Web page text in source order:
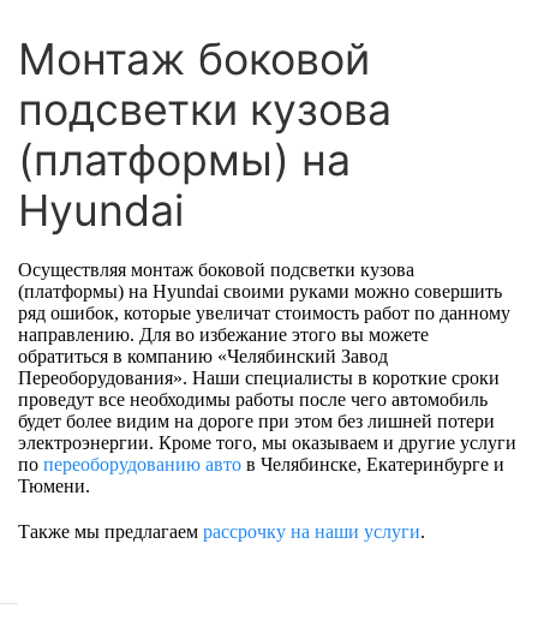
Монтаж боковой
подсветки кузова
(платформы) на
Hyundai
Осуществляя монтаж боковой подсветки кузова
(платформы) на Hyundai своими руками можно совершить
ряд ошибок, которые увеличат стоимость работ по данному
направлению. Для во избежание этого вы можете
обратиться в компанию «Челябинский Завод
Переоборудования». Наши специалисты в короткие сроки
проведут все необходимы работы после чего автомобиль
будет более видим на дороге при этом без лишней потери
электроэнергии. Кроме того, мы оказываем и другие услуги
по переоборудованию авто в Челябинске, Екатеринбурге и
Тюмени.
Также мы предлагаем рассрочку на наши услуги.